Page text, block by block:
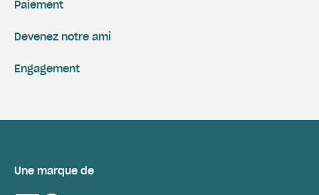
Paiement
Engagement
Devenez notre ami
Une marque de